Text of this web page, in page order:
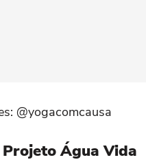
@yogacomcausa
Água Vida